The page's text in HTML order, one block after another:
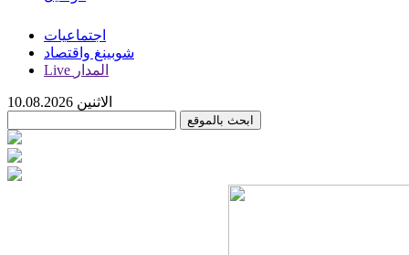
اجتماعيات
شوبينغ واقتصاد
Live المدار